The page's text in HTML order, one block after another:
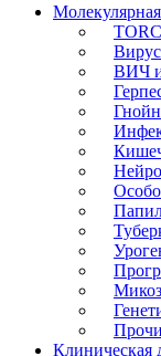
ВИЧ
Клиническая